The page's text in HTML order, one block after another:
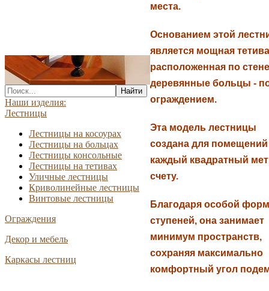
Найти
Наши изделия:
Лестницы
Лестницы на косоурах
Лестницы на больцах
Лестницы консольные
Лестницы на тетивах
Уличные лестницы
Криволинейные лестницы
Винтовые лестницы
Ограждения
Декор и мебель
Каркасы лестниц
места.
Основанием этой
является мощная
расположенная по
деревянные больцы -
ограждением.
Эта модель лестницы
создана для помещений
каждый квадратный
счету.
Благодаря особой
ступеней, она занимает
минимум пространств,
сохраняя максимально
комфортный угол